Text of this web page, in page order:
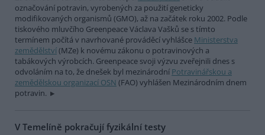
označování potravin, vyrobených za použití geneticky
modifikovaných organismů (GMO), až na začátek roku 2002. Podle
tiskového mluvčího Greenpeace Václava Vašků se s tímto
termínem počítá v navrhované prováděcí vyhlášce Ministerstva
zemědělství(MZe) k novému zákonu o potravinových a
tabákových výrobcích. Greenpeace svoji výzvu zveřejnili dnes s
odvoláním na to, že dnešek byl mezinárodní Potravinářskou a
zemědělskou organizací OSN (FAO) vyhlášen Mezinárodním dnem
potravin.
V Temelíně pokračují fyzikální testy